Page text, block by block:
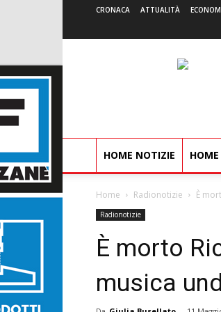
CRONACA ATTUALITÀ
HOME NOTIZIE
Home Radionotizie È
Radionotizie
È morto
musica